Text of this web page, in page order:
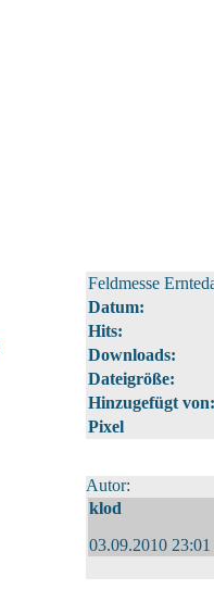
Feldmesse
Datum:
Hits:
Downloads:
Dateigröße:
Hinzugefügt von:
Pixel
Autor:
klod
03.09.2010 23:01